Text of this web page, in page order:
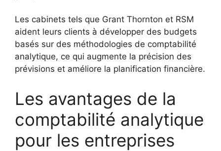
Les cabinets tels que Grant Thornton et RSM
aident leurs clients à développer des budgets
basés sur des méthodologies de comptabilité
analytique, ce qui augmente la précision des
prévisions et améliore la planification financière.
Les avantages de la
comptabilité analytique
pour les entreprises